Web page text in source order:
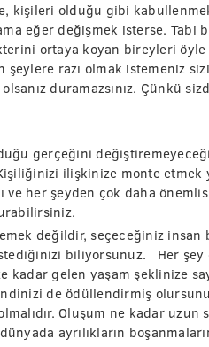
kişileri olduğu gibi
eğer değişmek isterse. Tabi
ortaya koyan bireyleri öyle
şeylere razı olmak istemeniz
duramazsınız. Çünkü
gerçeğini
ilişkinize monte
ve her şeyden çok daha
değildir, seçeceğiniz insan
biliyorsunuz. Her şey
gelen yaşam şeklinize
de ödüllendirmiş
Oluşum ne kadar
ayrılıkların